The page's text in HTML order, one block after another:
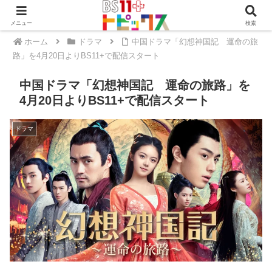
ホーム ドラマ
中国ドラマ「幻想神国記 運命の旅
路」を4月20日よりBS11+で配信スタート
中国ドラマ「幻想神国記 運命の旅路」を
4月20日よりBS11+で配信スタート
ドラマ
メニュー 検索